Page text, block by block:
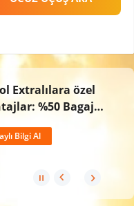
Extralılara özel
%50 Bagaj
ve 2 Kat BolPuan!
Bilgi Al